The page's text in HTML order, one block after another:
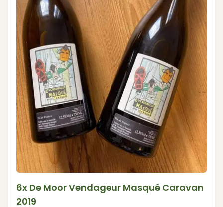
6x De Moor Vendageur Masqué Caravan
2019